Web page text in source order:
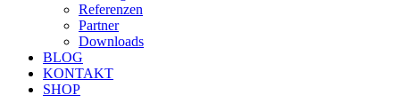
Referenzen
Partner
Downloads
BLOG
KONTAKT
SHOP